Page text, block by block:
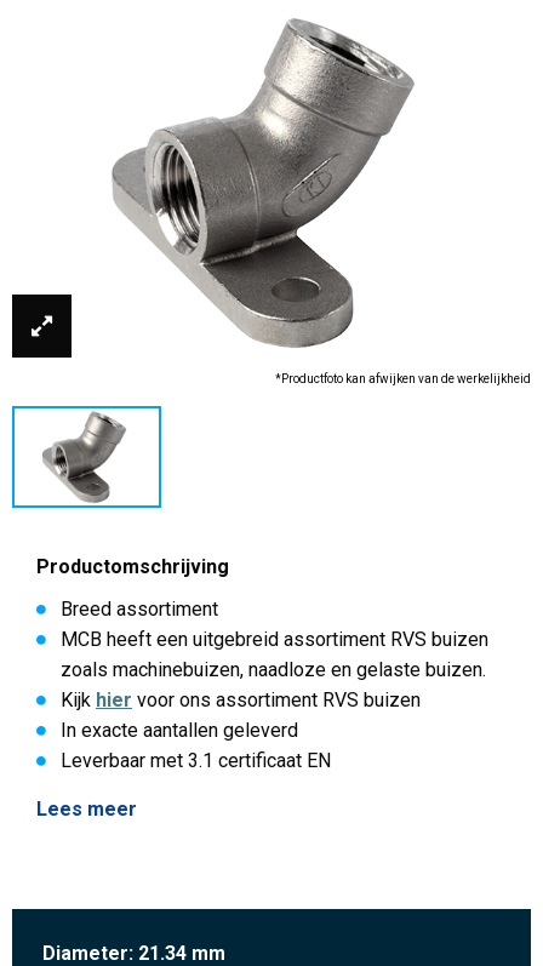
*Productfoto kan afwijken van de werkelijkheid
Productomschrijving
Breed assortiment
MCB heeft een uitgebreid assortiment RVS buizen
zoals machinebuizen, naadloze en gelaste buizen.
Kijk hier voor ons assortiment RVS buizen
In exacte aantallen geleverd
Leverbaar met 3.1 certificaat EN
Lees meer
Diameter: 21.34 mm